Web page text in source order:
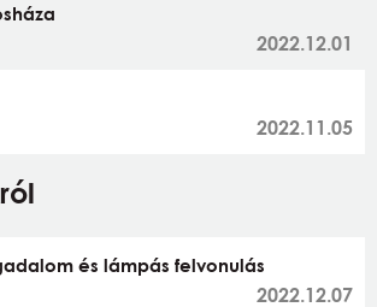
2022.12.01
2022.11.05
és lámpás felvonulás
2022.12.07